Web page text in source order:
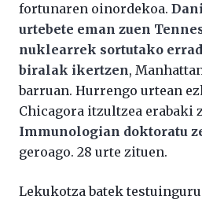
fortunaren oinordekoa.
urtebete eman zuen
nuklearrek sortutako
biralak ikertzen,
barruan. Hurrengo urtean
Chicagora itzultzea erabaki
Immunologian doktoratu
geroago. 28 urte zituen.
Lekukotza batek